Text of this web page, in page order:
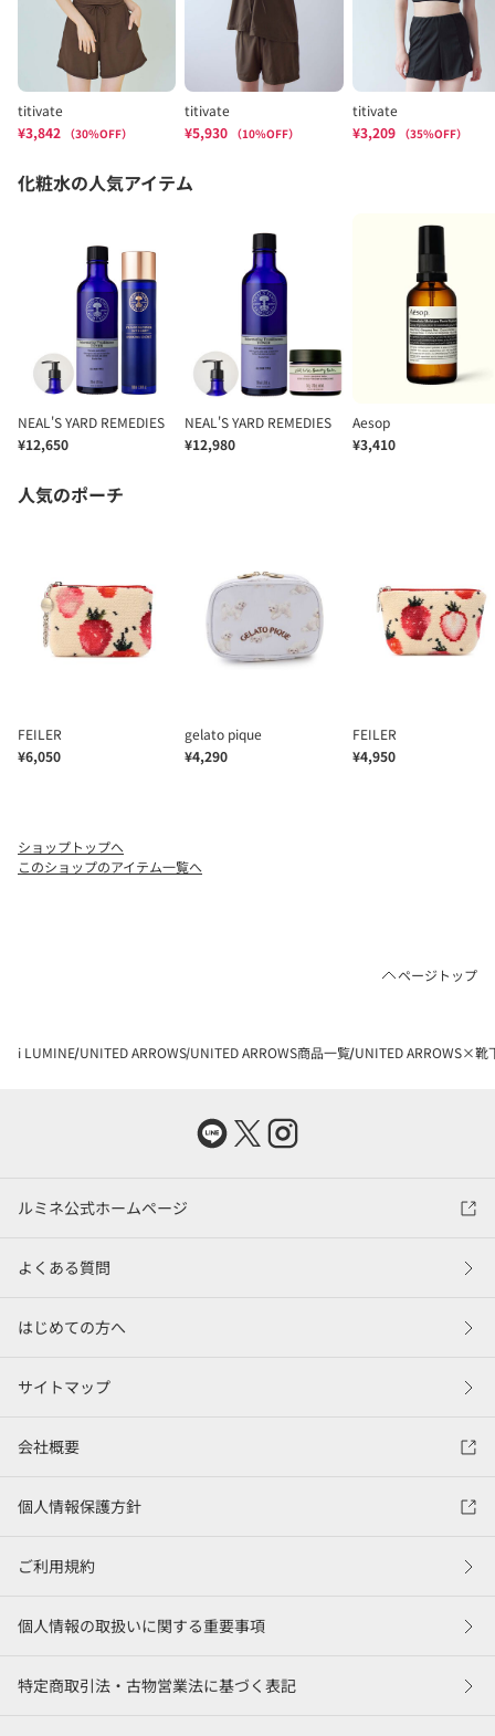
ショップトップへ
このショップのアイテム一覧へ
ページトップ
i LUMINE UNITED ARROWS UNITED ARROWS商品一覧 UNITED ARROWS×靴
ルミネ公式ホームページ
よくある質問
はじめての方へ
サイトマップ
会社概要
個人情報保護方針
ご利用規約
個人情報の取扱いに関する重要事項
特定商取引法・古物営業法に基づく表記